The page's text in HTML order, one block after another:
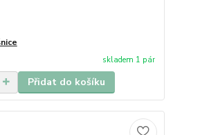
skladem 1 pár
Přidat do košíku